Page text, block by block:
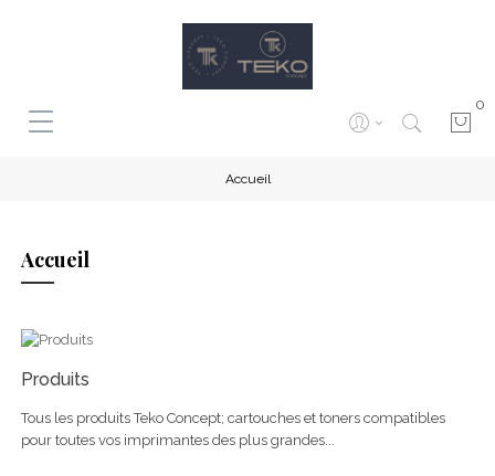
0
Accueil
Accueil
Produits
Tous les produits Teko Concept; cartouches et toners compatibles
pour toutes vos imprimantes des plus grandes...